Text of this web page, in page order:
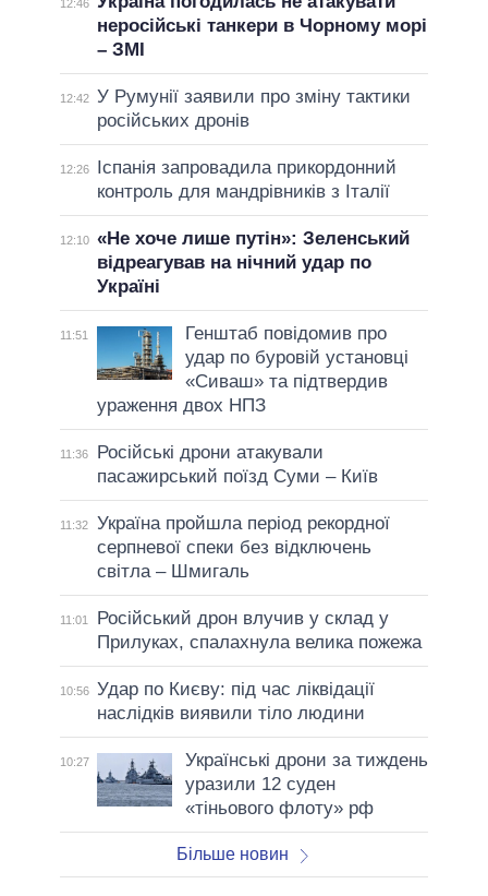
12:46
неросійські танкери в Чорному морі
– ЗМІ
12:42 У Румунії заявили про зміну тактики
російських дронів
12:26
Іспанія запровадила прикордонний
контроль для мандрівників з Італії
12:10 «Не хоче лише путін»: Зеленський
відреагував на нічний удар по
Україні
11:51
Генштаб повідомив про
удар по буровій установці
«Сиваш» та підтвердив
ураження двох НПЗ
11:36
Російські дрони атакували
пасажирський поїзд Суми – Київ
11:32
Україна пройшла період рекордної
серпневої спеки без відключень
світла – Шмигаль
11:01
Російський дрон влучив у склад у
Прилуках, спалахнула велика пожежа
10:56 Удар по Києву: під час ліквідації
наслідків виявили тіло людини
10:27
Українські дрони за тиждень
уразили 12 суден
«тіньового флоту» рф
Більше новин